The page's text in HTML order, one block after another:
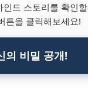
드 스토리를 확인
튼을 클릭해보세요!
의 비밀 공개!